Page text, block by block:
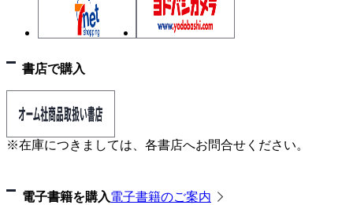
書店で購入
※在庫につきましては、各書店へお問合せください。
電子書籍を購入電子書籍のご案内